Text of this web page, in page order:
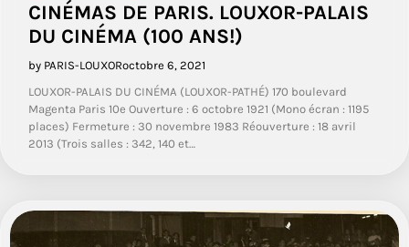
CINÉMAS DE PARIS. LOUXOR-PALAIS
DU CINÉMA (100 ANS!)
by PARIS-LOUXORoctobre 6, 2021
LOUXOR-PALAIS DU CINÉMA (LOUXOR-PATHÉ) 170 boulevard
Magenta Paris 10e Ouverture : 6 octobre 1921 (Mono écran : 1195
places) Fermeture : 30 novembre 1983 Réouverture : 18 avril
2013 (Trois salles : 342, 140 et…